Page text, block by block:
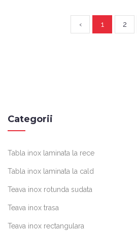
‹ 1 2
Categorii
Tabla inox laminata la rece
Tabla inox laminata la cald
Teava inox rotunda sudata
Teava inox trasa
Teava inox rectangulara